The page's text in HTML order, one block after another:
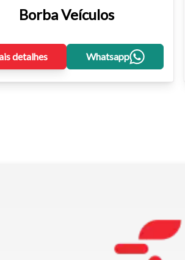
Borba Veículos
detalhes Whatsapp